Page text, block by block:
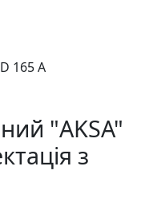
165 А
"AKSA"
з